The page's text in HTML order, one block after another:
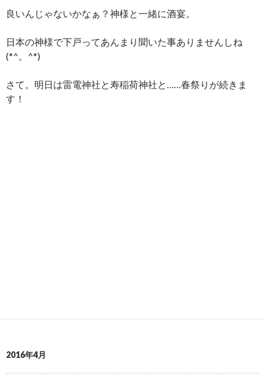
良いんじゃないかなぁ？神様と一緒に酒宴。
日本の神様で下戸ってあんまり聞いた事ありませんしね
(*^。^*)
さて。明日は雷電神社と寿稲荷神社と……春祭りが続きま
す！
2016年4月